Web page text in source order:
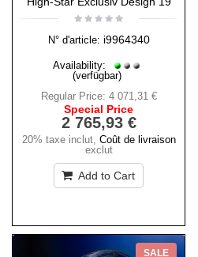
N° d'article: i9964340
Availability:
(verfügbar)
Regular Price: 4 071,31 €
Special Price
2 765,93 €
20% taxe inclut, Coût de livraison
exclut
Add to Cart
SALE